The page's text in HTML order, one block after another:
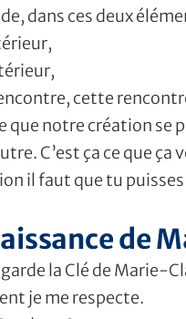
dans ces deux
cette
que notre création se
C’est ça ce que
il faut que tu puisses
de
la Clé de Marie-
je me respecte.